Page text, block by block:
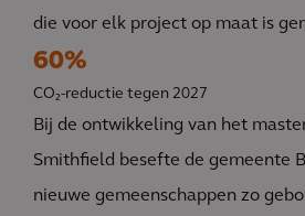
die voor elk project op maat is
60%
CO₂-reductie tegen 2027
Bij de ontwikkeling van het
Smithfield besefte de gemeente
nieuwe gemeenschappen zo